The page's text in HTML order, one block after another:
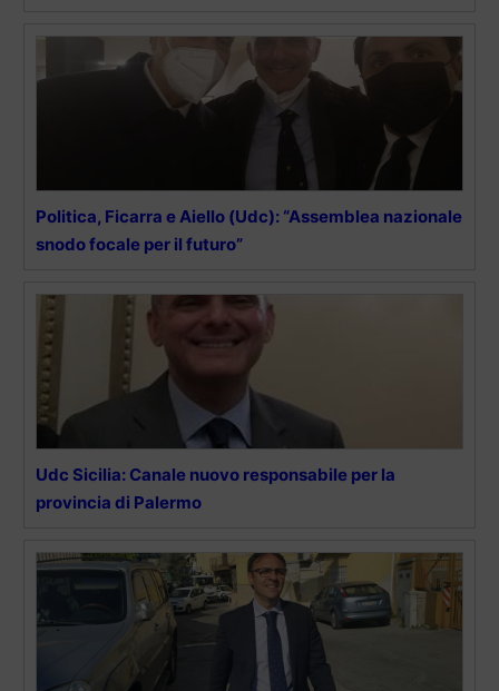
Politica, Ficarra e Aiello (Udc): “Assemblea nazionale
snodo focale per il futuro”
Udc Sicilia: Canale nuovo responsabile per la
provincia di Palermo